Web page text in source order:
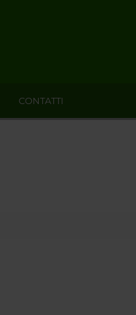
CONTATTI